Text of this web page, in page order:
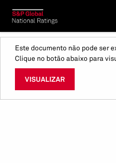
Este documento não pode ser
Clique no botão abaixo para
VISUALIZAR